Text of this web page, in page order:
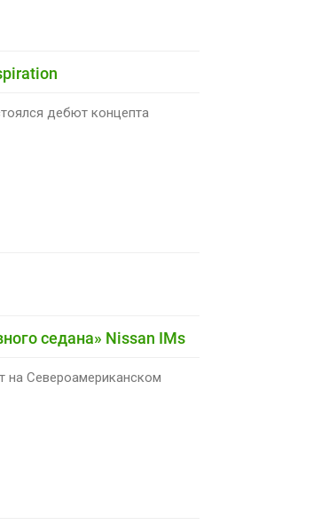
дебют концепта
седана» Nissan IMs
на Североамериканском